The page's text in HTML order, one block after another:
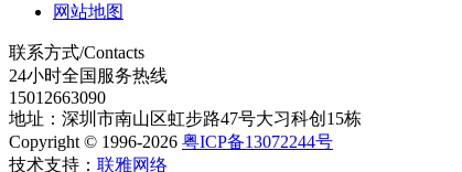
网站地图
联系方式/Contacts
24小时全国服务热线
15012663090
地址：深圳市南山区虹步路47号大习科创15栋
Copyright © 1996-2026 粤ICP备13072244号
技术支持： 联雅网络